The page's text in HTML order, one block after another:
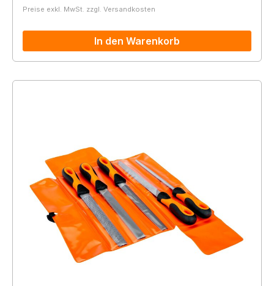
Preise exkl. MwSt. zzgl. Versandkosten
In den Warenkorb